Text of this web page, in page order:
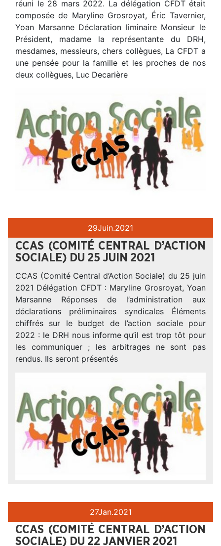
réuni le 28 mars 2022. La délégation CFDT était
composée de Maryline Grosroyat, Éric Tavernier,
Yoan Marsanne Déclaration liminaire Monsieur le
Président, madame la représentante du DRH,
mesdames, messieurs, chers collègues, La CFDT a
une pensée pour la famille et les proches de nos
deux collègues, Luc Decarière
29Juin.2021
CCAS (COMITÉ CENTRAL D’ACTION
SOCIALE) DU 25 JUIN 2021
CCAS (Comité Central d’Action Sociale) du 25 juin
2021 Délégation CFDT : Maryline Grosroyat, Yoan
Marsanne Réponses de l’administration aux
déclarations préliminaires syndicales Éléments
chiffrés sur le budget de l’action sociale pour
2022 : le DRH nous informe qu’il est trop tôt pour
les communiquer ; les arbitrages ne sont pas
rendus. Ils seront présentés
27Jan.2021
CCAS (COMITÉ CENTRAL D’ACTION
SOCIALE) DU 22 JANVIER 2021